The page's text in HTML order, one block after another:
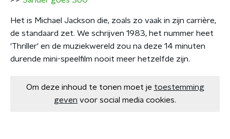
Het is Michael Jackson die, zoals zo vaak in zijn carrière,
de standaard zet. We schrijven 1983, het nummer heet
'Thriller' en de muziekwereld zou na deze 14 minuten
durende mini-speelfilm nooit meer hetzelfde zijn.
Om deze inhoud te tonen moet je toestemming
geven voor social media cookies.